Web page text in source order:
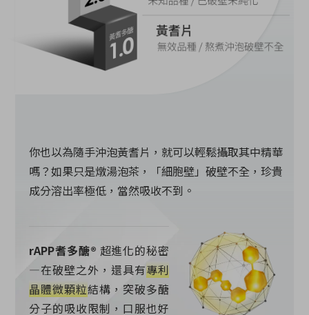
你也以為隨手沖泡黃耆片，就可以輕鬆攝取其中精華
嗎？如果只是燉湯泡茶，「細胞壁」破壁不全，珍貴
成分溶出率極低，當然吸收不到。
rAPP耆多醣® 超進化的秘密
—在破壁之外，還具有專利
晶體微顆粒結構，突破多醣
分子的吸收限制，口服也好